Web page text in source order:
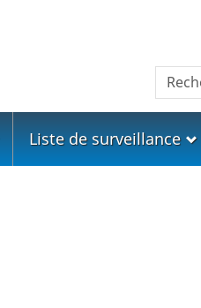
Liste de surveillance